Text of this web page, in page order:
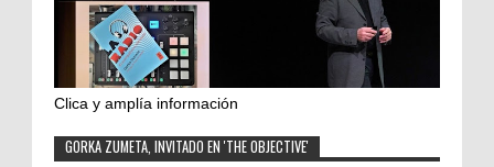
Clica y amplía información
GORKA ZUMETA, INVITADO EN 'THE OBJECTIVE'